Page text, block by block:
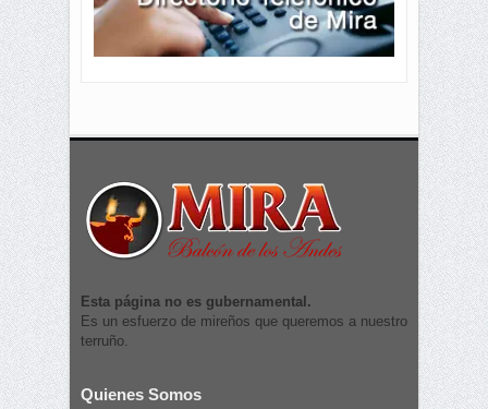
Esta página no es gubernamental.
Es un esfuerzo de mireños que queremos a nuestro
terruño.
Quienes Somos